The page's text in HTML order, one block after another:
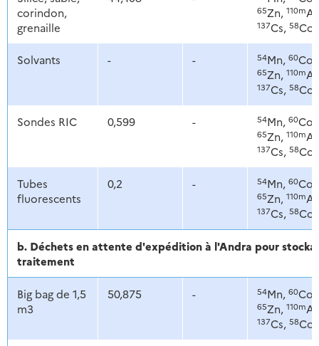
corindon,
grenaille
65Zn, 110m
137Cs, 58Co
Solvants - - 54Mn, 60Co,
65Zn, 110m
137Cs, 58Co
Sondes RIC 0,599 - 54Mn, 60Co,
65Zn, 110m
137Cs, 58Co
Tubes
fluorescents
0,2 - 54Mn, 60Co,
65Zn, 110m
137Cs, 58Co
b. Déchets en attente d'expédition à l'Andra pour
traitement
Big bag de 1,5
m3
50,875 - 54Mn, 60Co,
65Zn, 110m
137Cs, 58Co